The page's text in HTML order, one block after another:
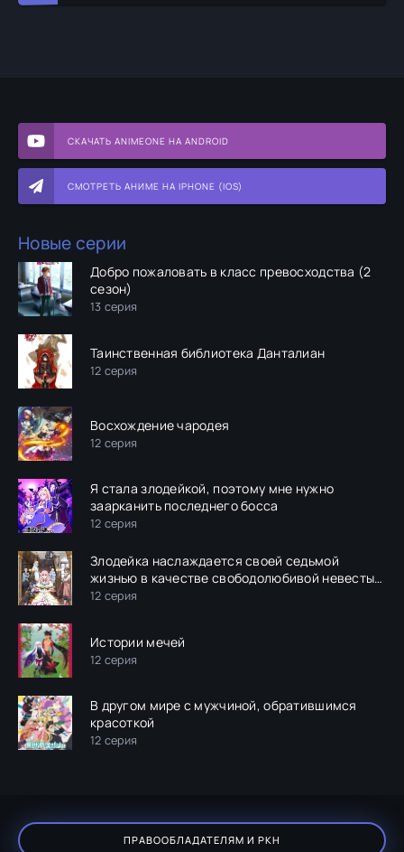
СКАЧАТЬ ANIMEONE НА ANDROID
СМОТРЕТЬ АНИМЕ НА IPHONE (IOS)
Новые серии
Добро пожаловать в класс превосходства (2
сезон)
13 серия
Таинственная библиотека Данталиан
12 серия
Восхождение чародея
12 серия
Я стала злодейкой, поэтому мне нужно
заарканить последнего босса
12 серия
Злодейка наслаждается своей седьмой
жизнью в качестве свободолюбивой невесты
во вражеской стране
12 серия
Истории мечей
12 серия
В другом мире с мужчиной, обратившимся
красоткой
12 серия
ПРАВООБЛАДАТЕЛЯМ И РКН